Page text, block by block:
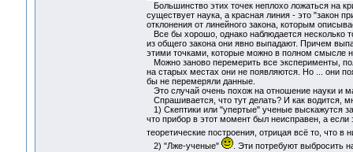
Большинство этих точек неплохо ложаться на
существует наука, а красная линия - это "закон
отклонения от линейного закона, которым
Все бы хорошо, однако наблюдается несколько
из общего закона они явно выпадают. Причем
этими точками, которые можно в полном смысле
Можно заново перемерить все эксперименты,
на старых местах они не появляются. Но ... они
бы не перемеряли данные.
Это случай очень похож на отношение науки и
Спрашивается, что тут делать? И как водится,
1) Скептики или "упертые" ученые выскажутся
что прибор в этот момент был неисправен, а
теоретические построения, отрицая всё то, что
2) "Лже-ученые"
. Эти потребуют выбросить